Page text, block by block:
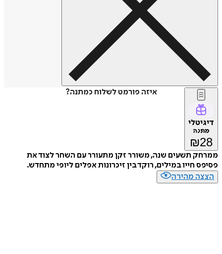
איזה פורמט לשלוח כמתנה?
דיגיטלי
מתנה
₪28
ממרחק תשעים שנה, משורר זקן מתעורר עם השחר לצוד את
פסיפס חייו במילים, רוקד בין זיכרונות אפלים ליופי מתחדש.
הצצה מהירה